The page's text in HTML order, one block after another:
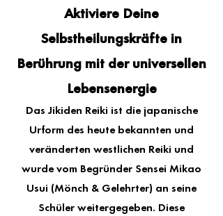
Aktiviere Deine
Selbstheilungskräfte in
Berührung mit der universellen
Lebensenergie
Das Jikiden Reiki ist die japanische
Urform des heute bekannten und
veränderten westlichen Reiki und
wurde vom Begründer Sensei Mikao
Usui (Mönch & Gelehrter) an seine
Schüler weitergegeben. Diese